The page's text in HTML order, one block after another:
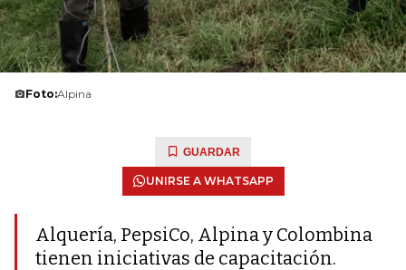
Foto:Alpina
GUARDAR
UNIRSE A WHATSAPP
Alquería, PepsiCo, Alpina y Colombina
tienen iniciativas de capacitación.